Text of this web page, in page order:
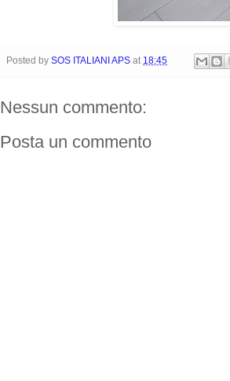
Posted by SOS ITALIANI APS at 18:45
Nessun commento:
Posta un commento